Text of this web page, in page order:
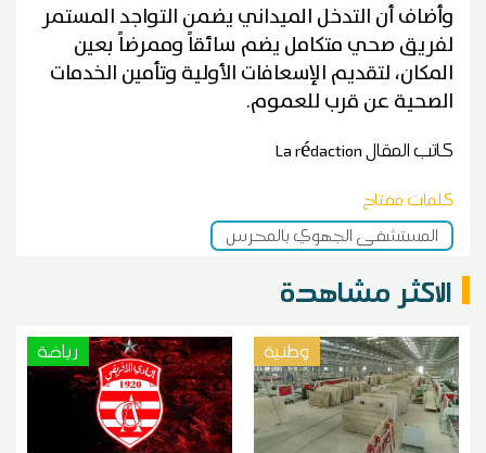
وأضاف أن التدخل الميداني يضمن التواجد المستمر
لفريق صحي متكامل يضم سائقاً وممرضاً بعين
المكان، لتقديم الإسعافات الأولية وتأمين الخدمات
الصحية عن قرب للعموم.
كاتب المقالLa rédaction
كلمات مفتاح
المستشفى الجهوي بالمحرس
الاكثر مشاهدة
وطنية رياضة